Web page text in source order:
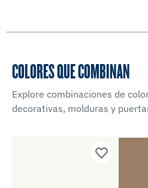
COLORES QUE COMBINAN
Explore combinaciones de
decorativas, molduras y